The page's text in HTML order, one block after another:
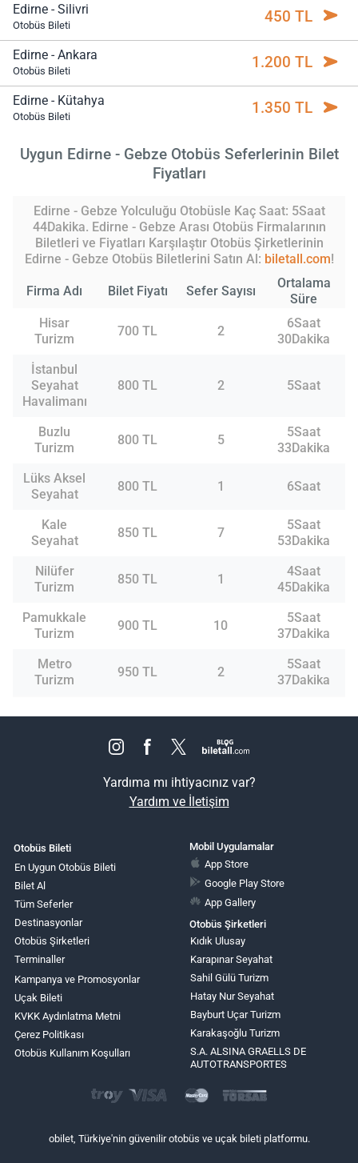
Edirne - Silivri
Otobüs Bileti 450 TL
Edirne - Ankara
Otobüs Bileti 1.200 TL
Edirne - Kütahya
Otobüs Bileti 1.350 TL
Uygun Edirne - Gebze Otobüs Seferlerinin Bilet
Fiyatları
Edirne - Gebze Yolculuğu Otobüsle Kaç Saat: 5Saat
44Dakika. Edirne - Gebze Arası Otobüs Firmalarının
Biletleri ve Fiyatları Karşılaştır Otobüs Şirketlerinin
Edirne - Gebze Otobüs Biletlerini Satın Al: biletall.com!
Firma Adı Bilet Fiyatı Sefer Sayısı
Ortalama
Süre
Hisar
Turizm
700 TL 2
6Saat
30Dakika
İstanbul
Seyahat
Havalimanı
800 TL 2 5Saat
Buzlu
Turizm
800 TL 5
5Saat
33Dakika
Lüks Aksel
Seyahat
800 TL 1 6Saat
Kale
Seyahat
850 TL 7
5Saat
53Dakika
Nilüfer
Turizm
850 TL 1
4Saat
45Dakika
Pamukkale
Turizm
900 TL 10
5Saat
37Dakika
Metro
Turizm
950 TL 2
5Saat
37Dakika
Yardıma mı ihtiyacınız var?
Yardım ve İletişim
Otobüs Bileti
En Uygun Otobüs Bileti
Bilet Al
Tüm Seferler
Destinasyonlar
Otobüs Şirketleri
Terminaller
Kampanya ve Promosyonlar
Uçak Bileti
KVKK Aydınlatma Metni
Çerez Politikası
Otobüs Kullanım Koşulları
Mobil Uygulamalar
App Store
Google Play Store
App Gallery
Otobüs Şirketleri
Kıdık Ulusay
Karapınar Seyahat
Sahil Gülü Turizm
Hatay Nur Seyahat
Bayburt Uçar Turizm
Karakaşoğlu Turizm
S.A. ALSINA GRAELLS DE
AUTOTRANSPORTES
obilet, Türkiye'nin güvenilir otobüs ve uçak bileti platformu.